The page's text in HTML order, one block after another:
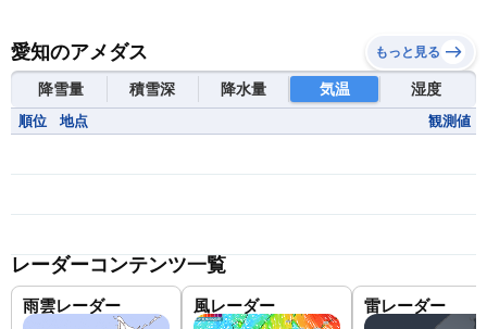
愛知のアメダス もっと見る
降雪量 積雪深 降水量 気温 湿度
順位 地点 観測値
レーダーコンテンツ一覧
雨雲レーダー 風レーダー 雷レーダー